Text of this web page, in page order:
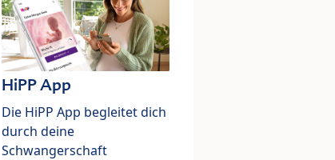
HiPP App
Die HiPP App begleitet dich
durch deine
Schwangerschaft